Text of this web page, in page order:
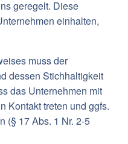
geregelt. Diese
einhalten,
muss der
dessen Stichhaltigkeit
das Unternehmen mit
Kontakt treten und ggfs.
(§ 17 Abs. 1 Nr. 2-5